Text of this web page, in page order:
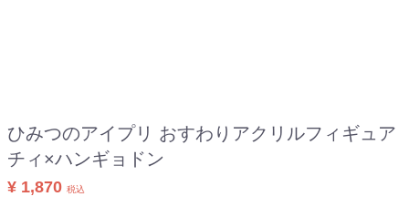
ひみつのアイプリ おすわりアクリルフィギュア
チィ×ハンギョドン
¥ 1,870 税込